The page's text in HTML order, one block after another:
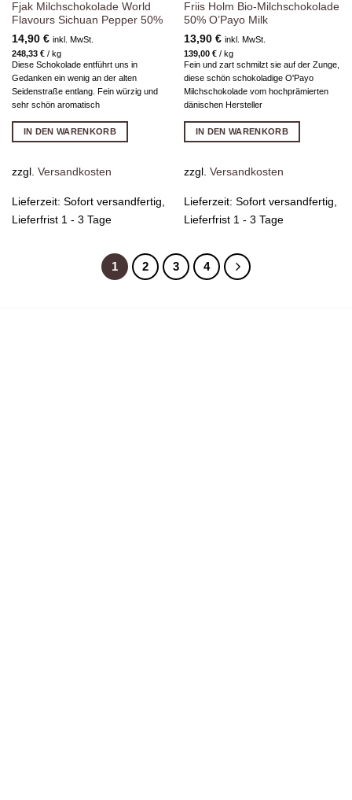
Fjak Milchschokolade World
Flavours Sichuan Pepper 50%
14,90 € inkl. MwSt.
248,33 €/ kg
Diese Schokolade entführt uns in
Gedanken ein wenig an der alten
Seidenstraße entlang. Fein würzig und
sehr schön aromatisch
IN DEN WARENKORB
zzgl. Versandkosten
Lieferzeit: Sofort versandfertig,
Lieferfrist 1 - 3 Tage
Friis Holm Bio-Milchschokolade
50% O’Payo Milk
13,90 € inkl. MwSt.
139,00 €/ kg
Fein und zart schmilzt sie auf der Zunge,
diese schön schokoladige O'Payo
Milchschokolade vom hochprämierten
dänischen Hersteller
IN DEN WARENKORB
zzgl. Versandkosten
Lieferzeit: Sofort versandfertig,
Lieferfrist 1 - 3 Tage
1 2 3 4